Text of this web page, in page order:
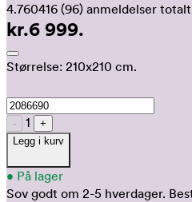
4.760416 (96) anmeldelser totalt
kr.6 999.
Størrelse: 210x210 cm.
- 1
+
Legg i kurv
• På lager
Sov godt om 2-5 hverdager.